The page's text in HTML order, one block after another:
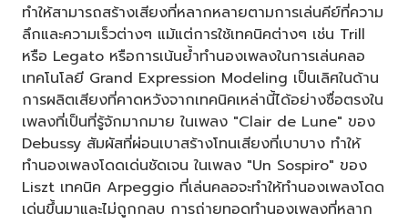
ทำให้สามารถสร้างเสียงที่หลากหลายตามการเล่นคีย์ที่ความ
ลึกและความเร็วต่างๆ แม้แต่การใช้เทคนิคต่างๆ เช่น Trill
หรือ Legato หรือการเน้นย้ำทำนองเพลงในการเล่นคลอ
เทคโนโลยี Grand Expression Modeling เป็นเลิศในด้าน
การผลิตเสียงที่คาดหวังจากเทคนิคเหล่านี้ได้อย่างซื่อตรงใน
เพลงที่เป็นที่รู้จักมากมาย ในเพลง "Clair de Lune" ของ
Debussy สัมผัสที่ผ่อนเบาสร้างโทนเสียงที่เบาบาง ทำให้
ทำนองเพลงโดดเด่นชัดเจน ในเพลง "Un Sospiro" ของ
Liszt เทคนิค Arpeggio ที่เล่นคลอจะทำให้ทำนองเพลงโดด
เด่นขึ้นมาและไม่ถูกกลบ การถ่ายทอดทำนองเพลงที่หลาก